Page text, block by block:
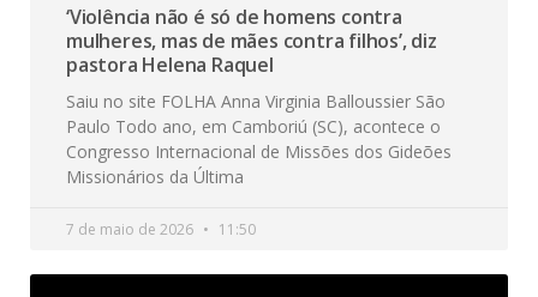
‘Violência não é só de homens contra
mulheres, mas de mães contra filhos’, diz
pastora Helena Raquel
Saiu no site FOLHA Anna Virginia Balloussier São
Paulo Todo ano, em Camboriú (SC), acontece o
Congresso Internacional de Missões dos Gideões
Missionários da Última
7 de maio de 2026 11:50